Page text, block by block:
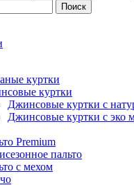
Поиск
куртки
куртки
Джинсовые куртки с
Джинсовые куртки с эко
Premium
пальто
с мехом